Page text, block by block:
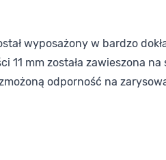
wyposażony w bardzo
mm została zawieszona
odporność na